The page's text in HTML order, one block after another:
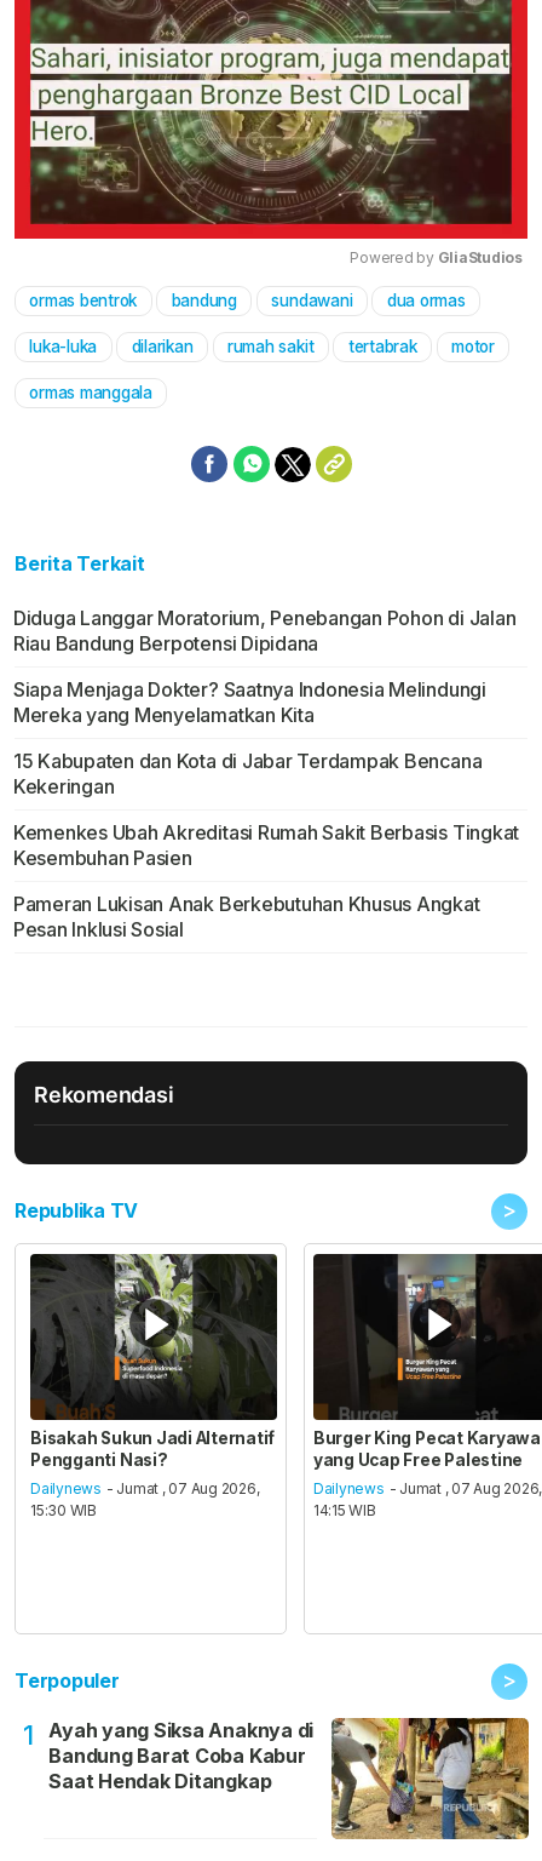
Mute
Powered by GliaStudios
ormas bentrok bandung sundawani dua ormas
luka-luka dilarikan rumah sakit tertabrak motor
ormas manggala
Berita Terkait
Diduga Langgar Moratorium, Penebangan Pohon di Jalan
Riau Bandung Berpotensi Dipidana
Siapa Menjaga Dokter? Saatnya Indonesia Melindungi
Mereka yang Menyelamatkan Kita
15 Kabupaten dan Kota di Jabar Terdampak Bencana
Kekeringan
Kemenkes Ubah Akreditasi Rumah Sakit Berbasis Tingkat
Kesembuhan Pasien
Pameran Lukisan Anak Berkebutuhan Khusus Angkat
Pesan Inklusi Sosial
Rekomendasi
Republika TV >
Bisakah Sukun Jadi Alternatif
Pengganti Nasi?
Dailynews - Jumat , 07 Aug 2026,
15:30 WIB
Burger King Pecat
yang Ucap Free Palestine
Dailynews - Jumat , 07 Aug 2026,
14:15 WIB
Terpopuler >
1
Ayah yang Siksa Anaknya di
Bandung Barat Coba Kabur
Saat Hendak Ditangkap